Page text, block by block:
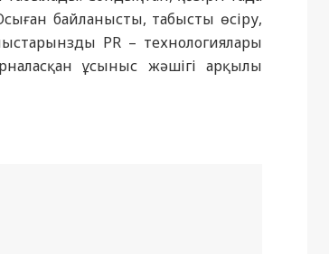
байланысты, табысты өсіру,
PR – технологиялары
ұсыныс жәшігі арқылы